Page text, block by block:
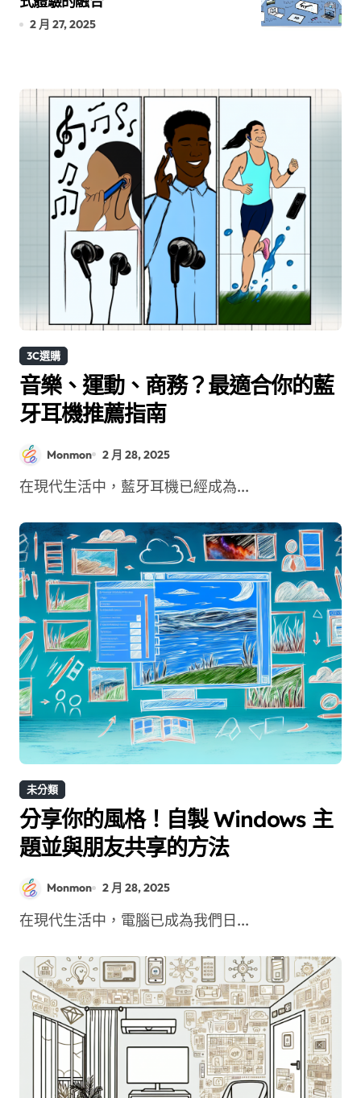
2 月 27, 2025
3C選購
音樂、運動、商務？最適合你的藍
牙耳機推薦指南
Monmon 2 月 28, 2025
在現代生活中，藍牙耳機已經成為...
未分類
分享你的風格！自製 Windows 主
題並與朋友共享的方法
Monmon 2 月 28, 2025
在現代生活中，電腦已成為我們日...